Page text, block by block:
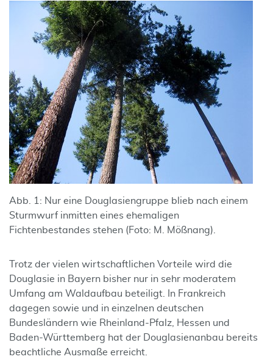
Abb. 1: Nur eine Douglasiengruppe blieb nach einem
Sturmwurf inmitten eines ehemaligen
Fichtenbestandes stehen (Foto: M. Mößnang).
Trotz der vielen wirtschaftlichen Vorteile wird die
Douglasie in Bayern bisher nur in sehr moderatem
Umfang am Waldaufbau beteiligt. In Frankreich
dagegen sowie und in einzelnen deutschen
Bundesländern wie Rheinland-Pfalz, Hessen und
Baden-Württemberg hat der Douglasienanbau bereits
beachtliche Ausmaße erreicht.